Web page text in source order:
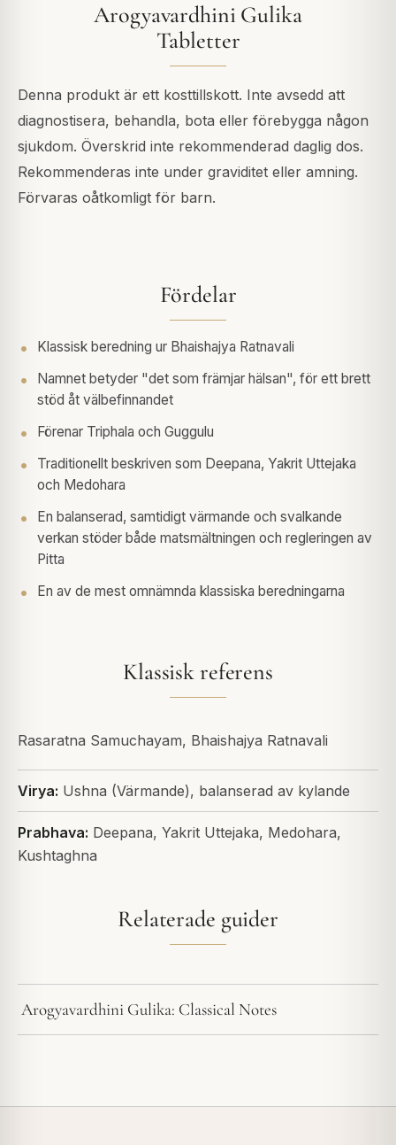
Arogyavardhini Gulika
Tabletter
Denna produkt är ett kosttillskott. Inte avsedd att
diagnostisera, behandla, bota eller förebygga någon
sjukdom. Överskrid inte rekommenderad daglig dos.
Rekommenderas inte under graviditet eller amning.
Förvaras oåtkomligt för barn.
Fördelar
Klassisk beredning ur Bhaishajya Ratnavali
Namnet betyder "det som främjar hälsan", för ett brett
stöd åt välbefinnandet
Förenar Triphala och Guggulu
Traditionellt beskriven som Deepana, Yakrit Uttejaka
och Medohara
En balanserad, samtidigt värmande och svalkande
verkan stöder både matsmältningen och regleringen av
Pitta
En av de mest omnämnda klassiska beredningarna
Klassisk referens
Rasaratna Samuchayam, Bhaishajya Ratnavali
Virya: Ushna (Värmande), balanserad av kylande
Prabhava: Deepana, Yakrit Uttejaka, Medohara,
Kushtaghna
Relaterade guider
Arogyavardhini Gulika: Classical Notes